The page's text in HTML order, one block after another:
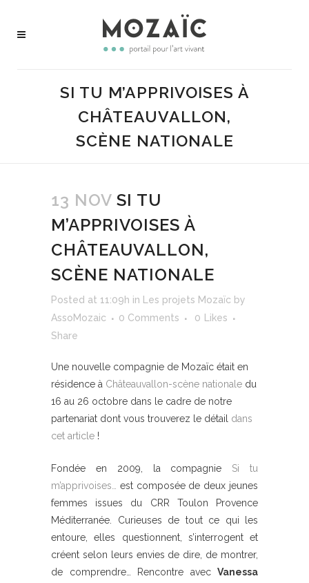
SI TU M’APPRIVOISES À
CHÂTEAUVALLON,
SCÈNE NATIONALE
13 NOV SI TU
M’APPRIVOISES À
CHÂTEAUVALLON,
SCÈNE NATIONALE
Posted at 11:09h in Les projets Mozaïc by
AssoMozaic
0 Comments 0
Likes
Share
Une nouvelle compagnie de Mozaïc était en
résidence à Châteauvallon-scène nationale du
16 au 26 octobre dans le cadre de notre
partenariat dont vous trouverez le détail dans
cet article !
Fondée en 2009, la compagnie Si tu
m’apprivoises…
est composée de deux jeunes
femmes issues du CRR Toulon Provence
Méditerranée. Curieuses de tout ce qui les
entoure, elles questionnent, s’interrogent et
créent selon leurs envies de dire, de montrer,
de comprendre… Rencontre avec Vanessa